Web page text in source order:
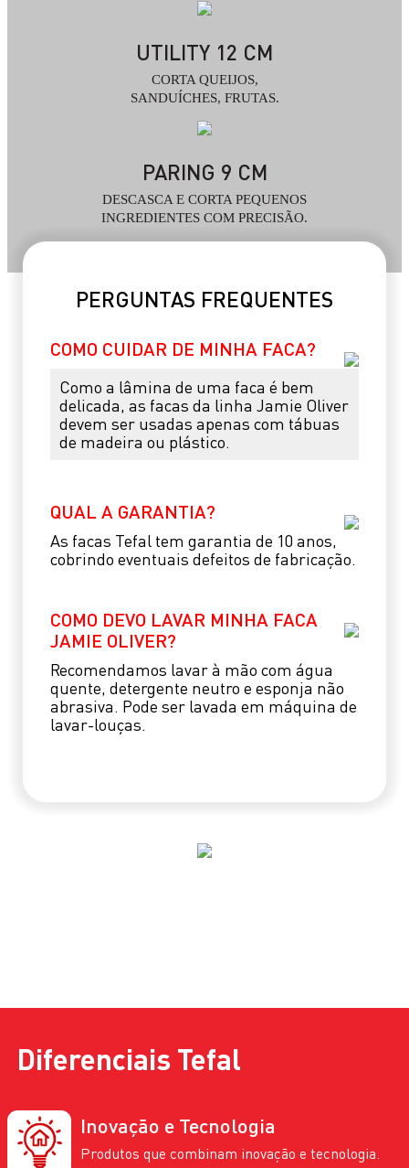
UTILITY 12 CM
CORTA QUEIJOS,
SANDUÍCHES, FRUTAS.
PARING 9 CM
DESCASCA E CORTA PEQUENOS
INGREDIENTES COM PRECISÃO.
PERGUNTAS FREQUENTES
COMO CUIDAR DE MINHA FACA?
Como a lâmina de uma faca é bem
delicada, as facas da linha Jamie Oliver
devem ser usadas apenas com tábuas
de madeira ou plástico.
QUAL A GARANTIA?
As facas Tefal tem garantia de 10 anos,
cobrindo eventuais defeitos de fabricação.
COMO DEVO LAVAR MINHA FACA
JAMIE OLIVER?
Recomendamos lavar à mão com água
quente, detergente neutro e esponja não
abrasiva. Pode ser lavada em máquina de
lavar-louças.
Diferenciais Tefal
Inovação e Tecnologia
Produtos que combinam inovação e tecnologia.